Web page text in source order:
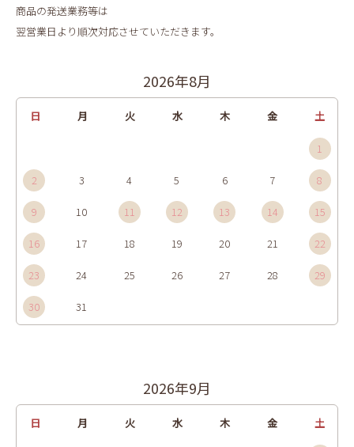
商品の発送業務等は
翌営業日より順次対応させていただきます。
2026年8月
日 月 火 水 木 金 土
1
2 3 4 5 6 7 8
9 10 11 12 13 14 15
16 17 18 19 20 21 22
23 24 25 26 27 28 29
30 31
2026年9月
日 月 火 水 木 金 土